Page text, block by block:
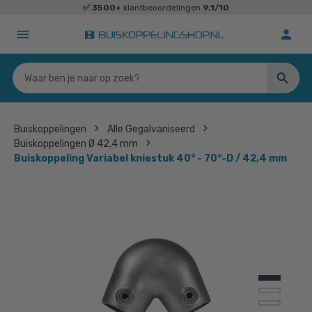
✅ 3500+ klantbeoordelingen 9.1/10
Buiskoppelingen
Alle Gegalvaniseerd
Buiskoppelingen Ø 42,4 mm
Buiskoppeling Variabel kniestuk 40° - 70°-D / 42,4 mm